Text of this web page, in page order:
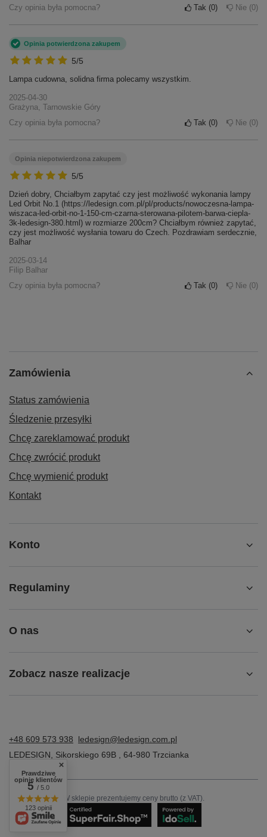
Czy opinia była pomocna?
Tak 0 Nie 0
5/5
Opinia potwierdzona zakupem
Lampa cudowna, solidna firma polecamy wszystkim.
2025-04-30
Grażyna, Tarnowskie Góry
Czy opinia była pomocna?
Tak 0 Nie 0
5/5
Opinia niepotwierdzona zakupem
Dzień dobry, Chciałbym zapytać czy jest możliwość wykonania lampy
Led Orbit No.1 (https://ledesign.com.pl/pl/products/nowoczesna-lampa-
wiszaca-led-orbit-no-1-150-cm-czarna-sterowana-pilotem-barwa-ciepla-
3k-ledesign-380.html) w rozmiarze 200cm? Chciałbym również zapytać,
czy jest możliwość wysłania towaru do Czech. Pozdrawiam serdecznie,
Balhar
2025-03-14
Filip Balhar
Czy opinia była pomocna?
Tak 0 Nie 0
Zamówienia
Status zamówienia
Śledzenie przesyłki
Chcę zareklamować produkt
Chcę zwrócić produkt
Chcę wymienić produkt
Kontakt
Konto
Regulaminy
O nas
Zobacz nasze realizacje
+48 609 573 938
ledesign@ledesign.com.pl
LEDESIGN, Sikorskiego 69B , 64-980 Trzcianka
W sklepie prezentujemy ceny brutto (z VAT).
Prawdziwe
opinie klientów
5/ 5.0
123 opinii